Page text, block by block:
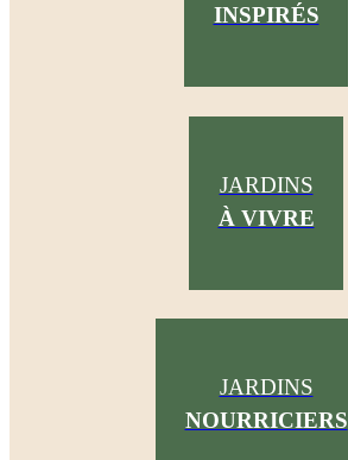
INSPIRÉS
JARDINS
À VIVRE
JARDINS
NOURRICIERS